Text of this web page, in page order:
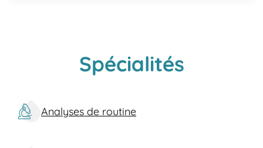
attentionnée. Nos locaux sont situés près de
chez vous, facilitant ainsi l'accès. Sans
environnement propre avec un temps
Spécialités
Analyses de routine